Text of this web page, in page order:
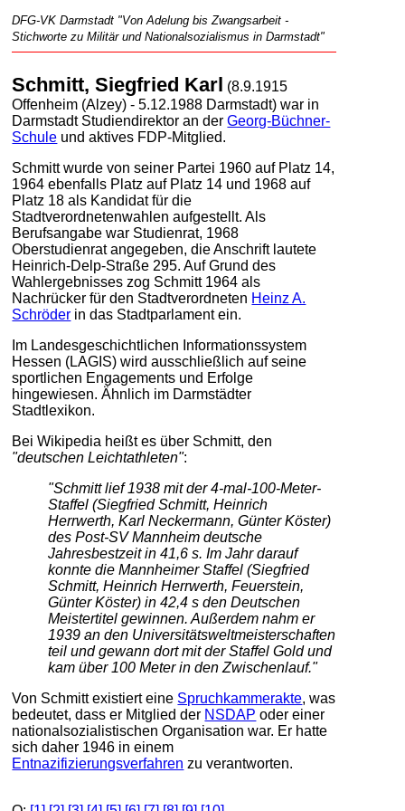
DFG-VK Darmstadt "Von Adelung bis Zwangsarbeit -
Stichworte zu Militär und Nationalsozialismus in Darmstadt"
Schmitt, Siegfried Karl (8.9.1915
Offenheim (Alzey) - 5.12.1988 Darmstadt) war in
Darmstadt Studiendirektor an derGeorg-Büchner-
Schule und aktives FDP-Mitglied.
Schmitt wurde von seiner Partei 1960 auf Platz 14,
1964 ebenfalls Platz auf Platz 14 und 1968 auf
Platz 18 als Kandidat für die
Stadtverordnetenwahlen aufgestellt. Als
Berufsangabe war Studienrat, 1968
Oberstudienrat angegeben, die Anschrift lautete
Heinrich-Delp-Straße 295. Auf Grund des
Wahlergebnisses zog Schmitt 1964 als
Nachrücker für den Stadtverordneten Heinz A.
Schröder in das Stadtparlament ein.
Im Landesgeschichtlichen Informationssystem
Hessen (LAGIS) wird ausschließlich auf seine
sportlichen Engagements und Erfolge
hingewiesen. Ähnlich im Darmstädter
Stadtlexikon.
Bei Wikipedia heißt es über Schmitt, den
"deutschen Leichtathleten":
"Schmitt lief 1938 mit der 4-mal-100-Meter-
Staffel (Siegfried Schmitt, Heinrich
Herrwerth, Karl Neckermann, Günter Köster)
des Post-SV Mannheim deutsche
Jahresbestzeit in 41,6 s. Im Jahr darauf
konnte die Mannheimer Staffel (Siegfried
Schmitt, Heinrich Herrwerth, Feuerstein,
Günter Köster) in 42,4 s den Deutschen
Meistertitel gewinnen. Außerdem nahm er
1939 an den Universitätsweltmeisterschaften
teil und gewann dort mit der Staffel Gold und
kam über 100 Meter in den Zwischenlauf."
Von Schmitt existiert eine Spruchkammerakte, was
bedeutet, dass er Mitglied der NSDAP oder einer
nationalsozialistischen Organisation war. Er hatte
sich daher 1946 in einem
Entnazifizierungsverfahren zu verantworten.